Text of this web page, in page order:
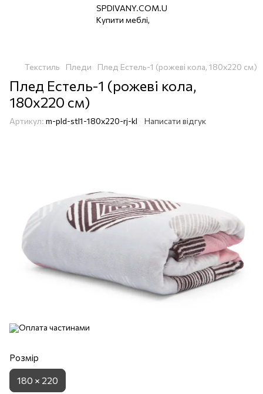
Текстиль Пледи Плед Естель-1 (рожеві кола, 180х220 см)
Плед Естель-1 (рожеві кола,
180х220 см)
Артикул: m-pld-stl1-180х220-rj-kl Написати відгук
Розмір
180 × 220